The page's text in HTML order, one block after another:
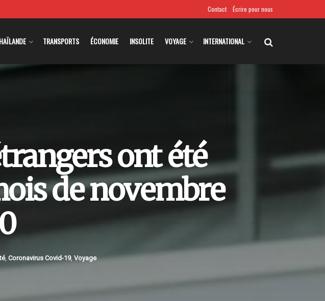
Contact Écrire pour nous
TRANSPORTS ÉCONOMIE INSOLITE VOYAGE INTERNATIONAL
ont été
de novembre
, Coronavirus Covid-19, Voyage